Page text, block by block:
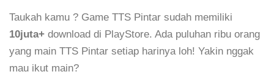
Taukah kamu ? Game TTS Pintar sudah memiliki
10juta+ download di PlayStore. Ada puluhan ribu orang
yang main TTS Pintar setiap harinya loh! Yakin nggak
mau ikut main?